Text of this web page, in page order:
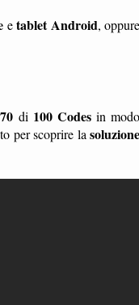
etablet Android,
di 100 Codesin modo
per scoprire la soluzione